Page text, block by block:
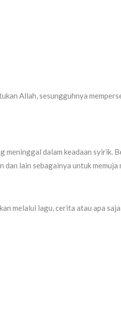
Allah, sesungguhnya
meninggal dalam keadaan syirik.
lain sebagainya untuk memuja
melalui lagu, cerita atau apa